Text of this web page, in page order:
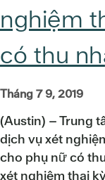
nghiệm
có thu
Tháng 7 9, 2019
(Austin) – Trung
dịch vụ xét
cho phụ nữ có
xét nghiệm thai